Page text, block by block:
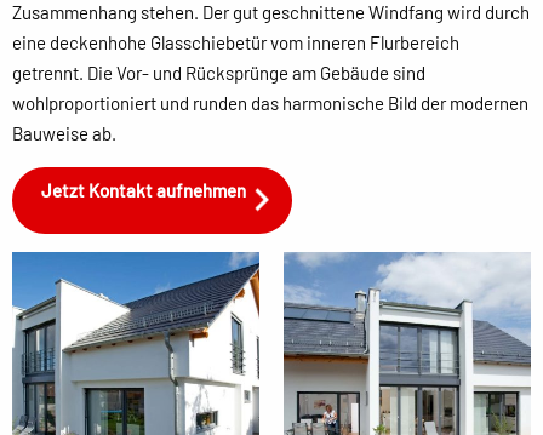
Zusammenhang stehen. Der gut geschnittene Windfang wird durch
eine deckenhohe Glasschiebetür vom inneren Flurbereich
getrennt. Die Vor- und Rücksprünge am Gebäude sind
wohlproportioniert und runden das harmonische Bild der modernen
Bauweise ab.
Jetzt Kontakt aufnehmen